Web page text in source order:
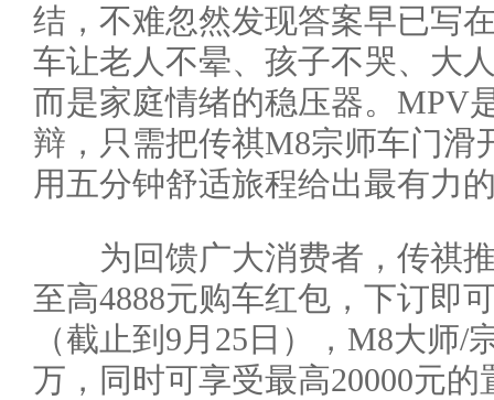
结，不难忽然发现答案早已
车让老人不晕、孩子不哭、大
而是家庭情绪的稳压器。MPV
辩，只需把传祺M8宗师车门滑
用五分钟舒适旅程给出最有力
为回馈广大消费者，传祺推
至高4888元购车红包，下订即
（截止到9月25日），M8大师/
万，同时可享受最高20000元